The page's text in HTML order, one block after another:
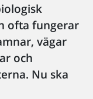
ofta fungerar
vägar
och
Nu ska